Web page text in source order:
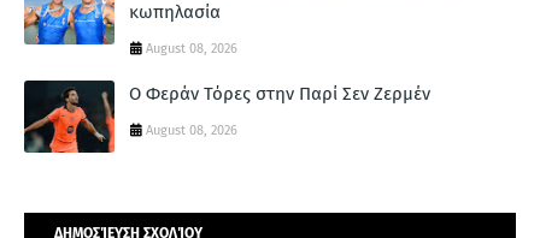
κωπηλασία
August 08, 2026
Ο Φεράν Τόρες στην Παρί Σεν Ζερμέν
August 08, 2026
ΔΗΜΟΣΊΕΥΣΗ ΣΧΟΛΊΟΥ